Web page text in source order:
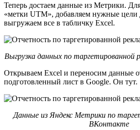
Теперь достаем данные из Метрики.
«метки UTM», добавляем нужные цели
выгружаем все в табличку Excel.
Выгрузка данных по таргетированной
Открываем Excel и переносим данные
подготовленный лист в Google. Он тут.
Данные из Яндекс Метрики по
ВКонтакте